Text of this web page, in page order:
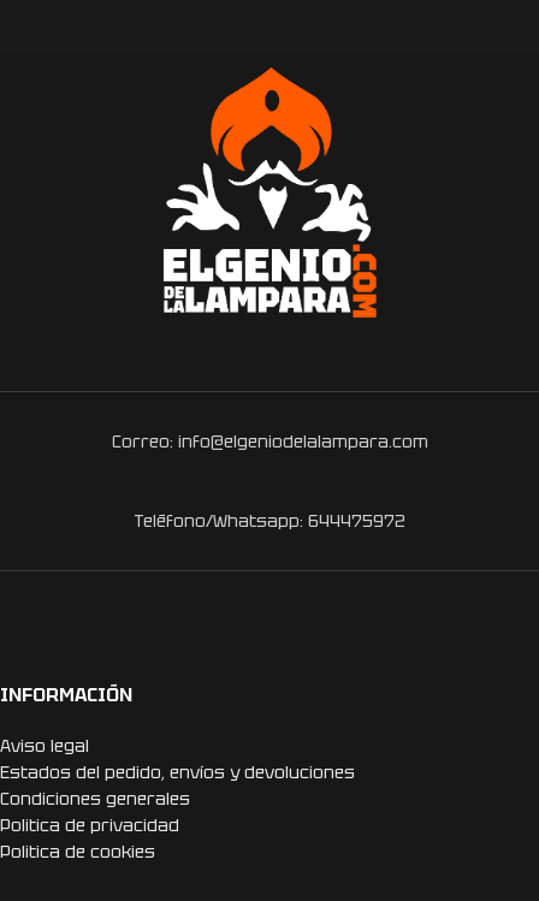
Correo: info@elgeniodelalampara.com
Teléfono/Whatsapp: 644475972
INFORMACIÓN
Aviso legal
Estados del pedido, envíos y devoluciones
Condiciones generales
Politica de privacidad
Politica de cookies